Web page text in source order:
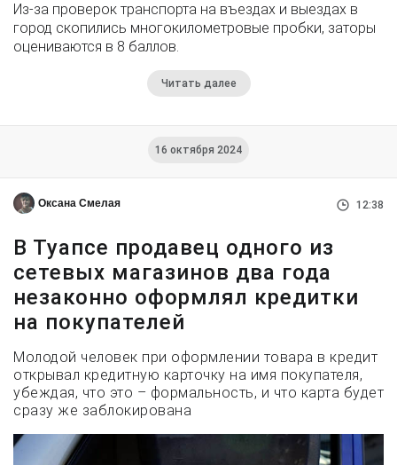
Из-за проверок транспорта на въездах и выездах в
город скопились многокилометровые пробки, заторы
оцениваются в 8 баллов.
Читать далее
16 октября 2024
Оксана Смелая 12:38
В Туапсе продавец одного из
сетевых магазинов два года
незаконно оформлял кредитки
на покупателей
Молодой человек при оформлении товара в кредит
открывал кредитную карточку на имя покупателя,
убеждая, что это – формальность, и что карта будет
сразу же заблокирована